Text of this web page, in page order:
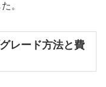
。
レード方法と費